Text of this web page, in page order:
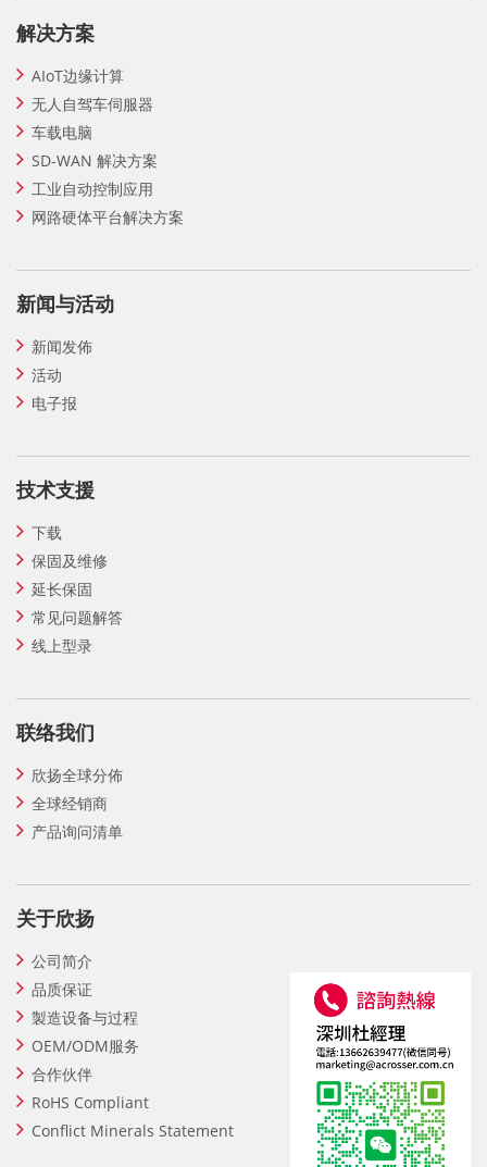
解决方案
AIoT边缘计算
无人自驾车伺服器
车载电脑
SD-WAN 解决方案
工业自动控制应用
网路硬体平台解决方案
新闻与活动
新闻发佈
活动
电子报
技术支援
下载
保固及维修
延长保固
常见问题解答
线上型录
联络我们
欣扬全球分佈
全球经销商
产品询问清单
关于欣扬
公司简介
品质保证
製造设备与过程
OEM/ODM服务
合作伙伴
RoHS Compliant
Conflict Minerals Statement